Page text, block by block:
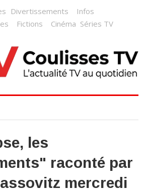
Divertissements
Infos
Fictions Cinéma Séries TV
les
raconté par
mercredi